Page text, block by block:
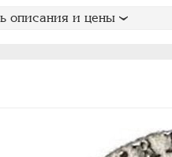
описания и цены